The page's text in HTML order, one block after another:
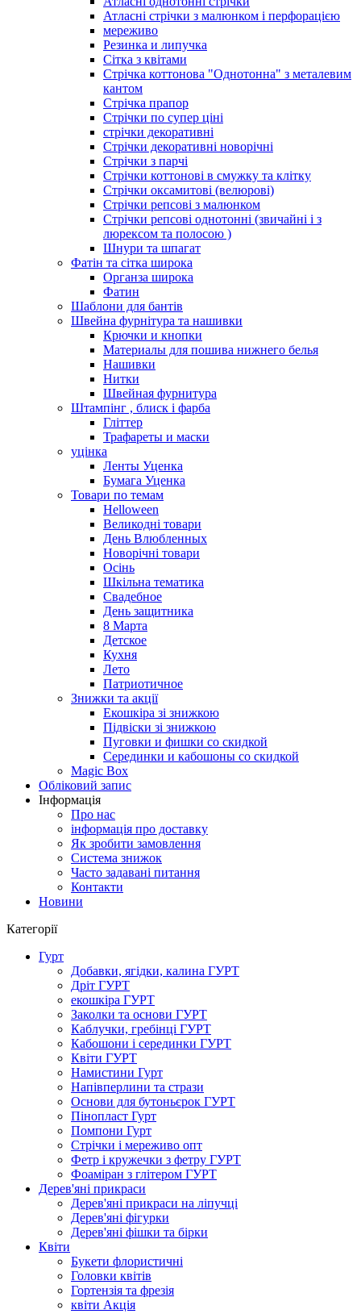
Атласні стрічки з малюнком і перфорацією
мереживо
Резинка и липучка
Сітка з квітами
Стрічка коттонова "Однотонна" з металевим
кантом
Стрічка прапор
Стрічки по супер ціні
стрічки декоративні
Стрічки декоративні новорічні
Стрічки з парчі
Стрічки коттонові в смужку та клітку
Стрічки оксамитові (велюрові)
Стрічки репсові з малюнком
Стрічки репсові однотонні (звичайні і з
люрексом та полосою )
Шнури та шпагат
Фатін та сітка широка
Органза широка
Фатин
Шаблони для бантів
Швейна фурнітура та нашивки
Крючки и кнопки
Материалы для пошива нижнего белья
Нашивки
Нитки
Швейная фурнитура
Штампінг , блиск і фарба
Гліттер
Трафареты и маски
уцінка
Ленты Уценка
Бумага Уценка
Товари по темам
Helloween
Великодні товари
День Влюбленных
Новорічні товари
Осінь
Шкільна тематика
Свадебное
День защитника
8 Марта
Детское
Кухня
Лето
Патриотичное
Знижки та акції
Екошкіра зі знижкою
Підвіски зі знижкою
Пуговки и фишки со скидкой
Серединки и кабошоны со скидкой
Magic Box
Обліковий запис
Інформація
Про нас
інформація про доставку
Як зробити замовлення
Система знижок
Часто задавані питання
Контакти
Новини
Категорії
Гурт
Добавки, ягідки, калина ГУРТ
Дріт ГУРТ
екошкіра ГУРТ
Заколки та основи ГУРТ
Каблучки, гребінці ГУРТ
Кабошони і серединки ГУРТ
Квіти ГУРТ
Намистини Гурт
Напівперлини та стрази
Основи для бутоньєрок ГУРТ
Пінопласт Гурт
Помпони Гурт
Стрічки і мереживо опт
Фетр і кружечки з фетру ГУРТ
Фоаміран з глітером ГУРТ
Дерев'яні прикраси
Дерев'яні прикраси на ліпучці
Дерев'яні фігурки
Дерев'яні фішки та бірки
Квіти
Букети флористичні
Головки квітів
Гортензія та фрезія
квіти Акція